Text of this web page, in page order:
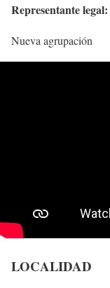
Representante legal:
Nueva agrupación
LOCALIDAD